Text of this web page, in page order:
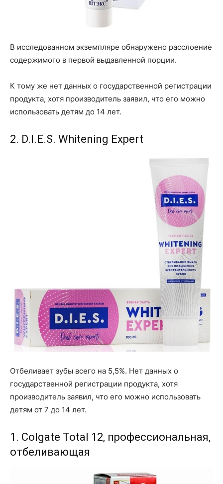
В исследованном экземпляре обнаружено расслоение
содержимого в первой выдавленной порции.
К тому же нет данных о государственной регистрации
продукта, хотя производитель заявил, что его можно
использовать детям до 14 лет.
2. D.I.E.S. Whitening Expert
Отбеливает зубы всего на 5,5%. Нет данных о
государственной регистрации продукта, хотя
производитель заявил, что его можно использовать
детям от 7 до 14 лет.
1. Colgate Total 12, профессиональная,
отбеливающая